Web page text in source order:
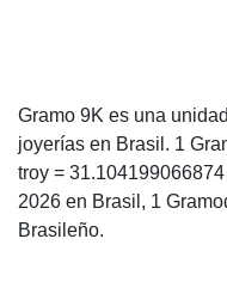
Gramo 9K es una
joyerías en Brasil. 1
troy =
2026 en Brasil, 1
Brasileño.